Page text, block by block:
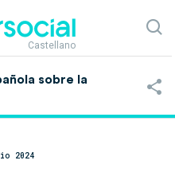
Castellano
sobre la
2024